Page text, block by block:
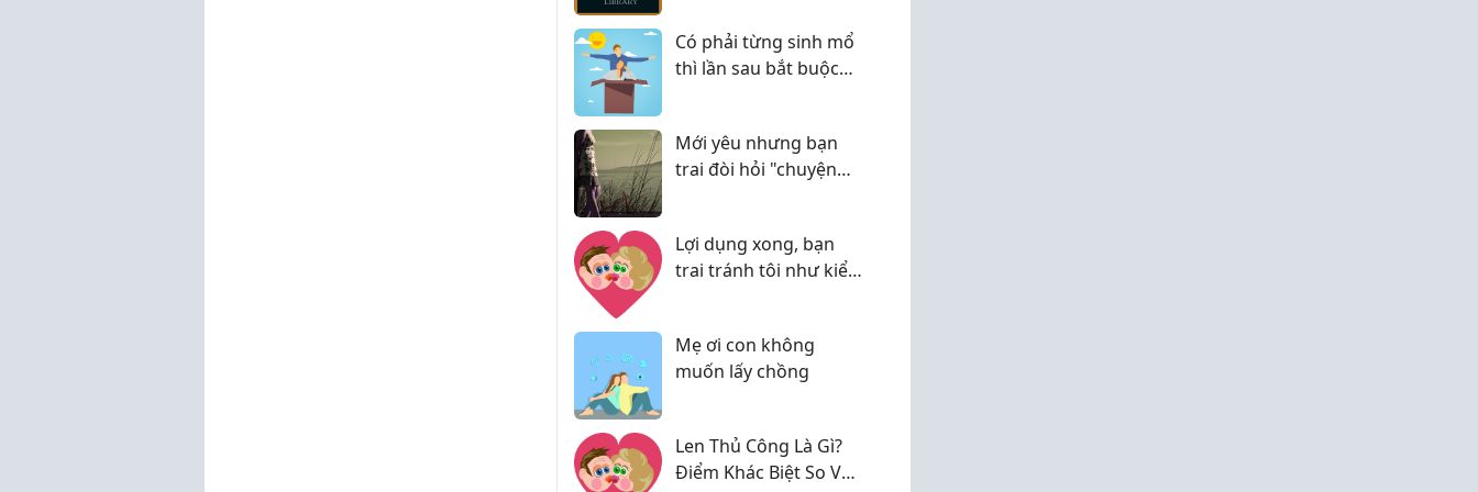
phòng!
Có phải từng sinh mổ
thì lần sau bắt buộc
Mới yêu nhưng bạn
trai đòi hỏi "chuyện
Lợi dụng xong, bạn
trai tránh tôi như kiểu
Mẹ ơi con không
muốn lấy chồng
Len Thủ Công Là Gì?
Điểm Khác Biệt So Với